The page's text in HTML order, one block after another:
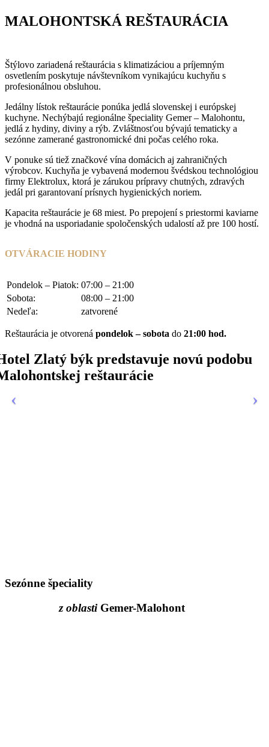
MALOHONTSKÁ REŠTAURÁCIA
Štýlovo zariadená reštaurácia s klimatizáciou a príjemným
osvetlením poskytuje návštevníkom vynikajúcu kuchyňu s
profesionálnou obsluhou.
Jedálny lístok reštaurácie ponúka jedlá slovenskej i európskej
kuchyne. Nechýbajú regionálne špeciality Gemer – Malohontu,
jedlá z hydiny, diviny a rýb. Zvláštnosťou bývajú tematicky a
sezónne zamerané gastronomické dni počas celého roka.
V ponuke sú tiež značkové vína domácich aj zahraničných
výrobcov. Kuchyňa je vybavená modernou švédskou technológiou
firmy Elektrolux, ktorá je zárukou prípravy chutných, zdravých
jedál pri garantovaní prísnych hygienických noriem.
Kapacita reštaurácie je 68 miest. Po prepojení s priestormi kaviarne
je vhodná na usporiadanie spoločenských udalostí až pre 100 hostí.
OTVÁRACIE HODINY
Pondelok – Piatok: 07:00 – 21:00
Sobota:
08:00 – 21:00
Nedeľa:
zatvorené
Reštaurácia je otvorená pondelok – sobota do 21:00 hod.
Zlatý býk predstavuje novú podobu
reštaurácie
Sezónne špeciality
z oblasti Gemer-Malohont